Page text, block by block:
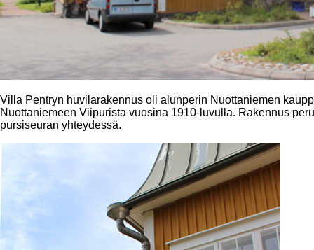
Villa Pentryn huvilarakennus oli alunperin Nuottaniemen
Nuottaniemeen Viipurista vuosina 1910-luvulla. Rakennus
pursiseuran yhteydessä.